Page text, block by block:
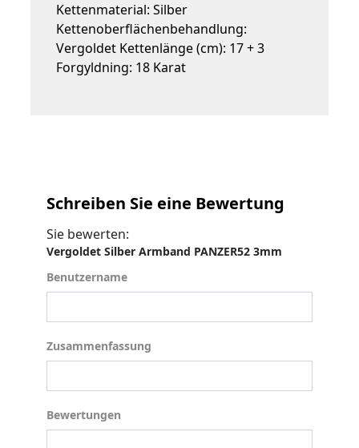
Kettenmaterial: Silber
Kettenoberflächenbehandlung:
Vergoldet Kettenlänge (cm): 17 + 3
Forgyldning: 18 Karat
Schreiben Sie eine Bewertung
Sie bewerten:
Vergoldet Silber Armband PANZER52 3mm
Benutzername
Benutzername
Zusammenfassung
Zusammenfassung
Bewertungen
Bewertungen